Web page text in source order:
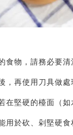
食物，請務必要清
，再使用刀具做處
在堅硬的檯面（
用於砍、剁堅硬